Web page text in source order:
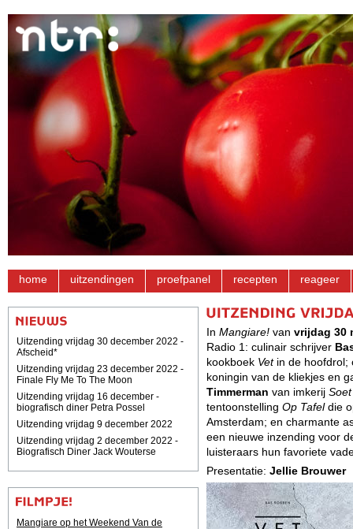
home uitzendingen proefpanel recepten reageer
Uitzending vrijdag 30 december 2022 -
Afscheid*
Uitzending vrijdag 23 december 2022 -
Finale Fly Me To The Moon
Uitzending vrijdag 16 december -
biografisch diner Petra Possel
Uitzending vrijdag 9 december 2022
Uitzending vrijdag 2 december 2022 -
Biografisch Diner Jack Wouterse
Mangiare op het Weekend Van de
In Mangiare! van vrijdag 30
Radio 1: culinair schrijver
kookboek Vetin de hoofdrol;
koningin van de kliekjes en
Timmerman van imkerij
tentoonstelling Op Tafeldie
Amsterdam; en charmante
een nieuwe inzending voor
luisteraars hun favoriete
Presentatie: Jellie Brouwer